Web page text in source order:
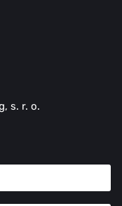
s. r. o.